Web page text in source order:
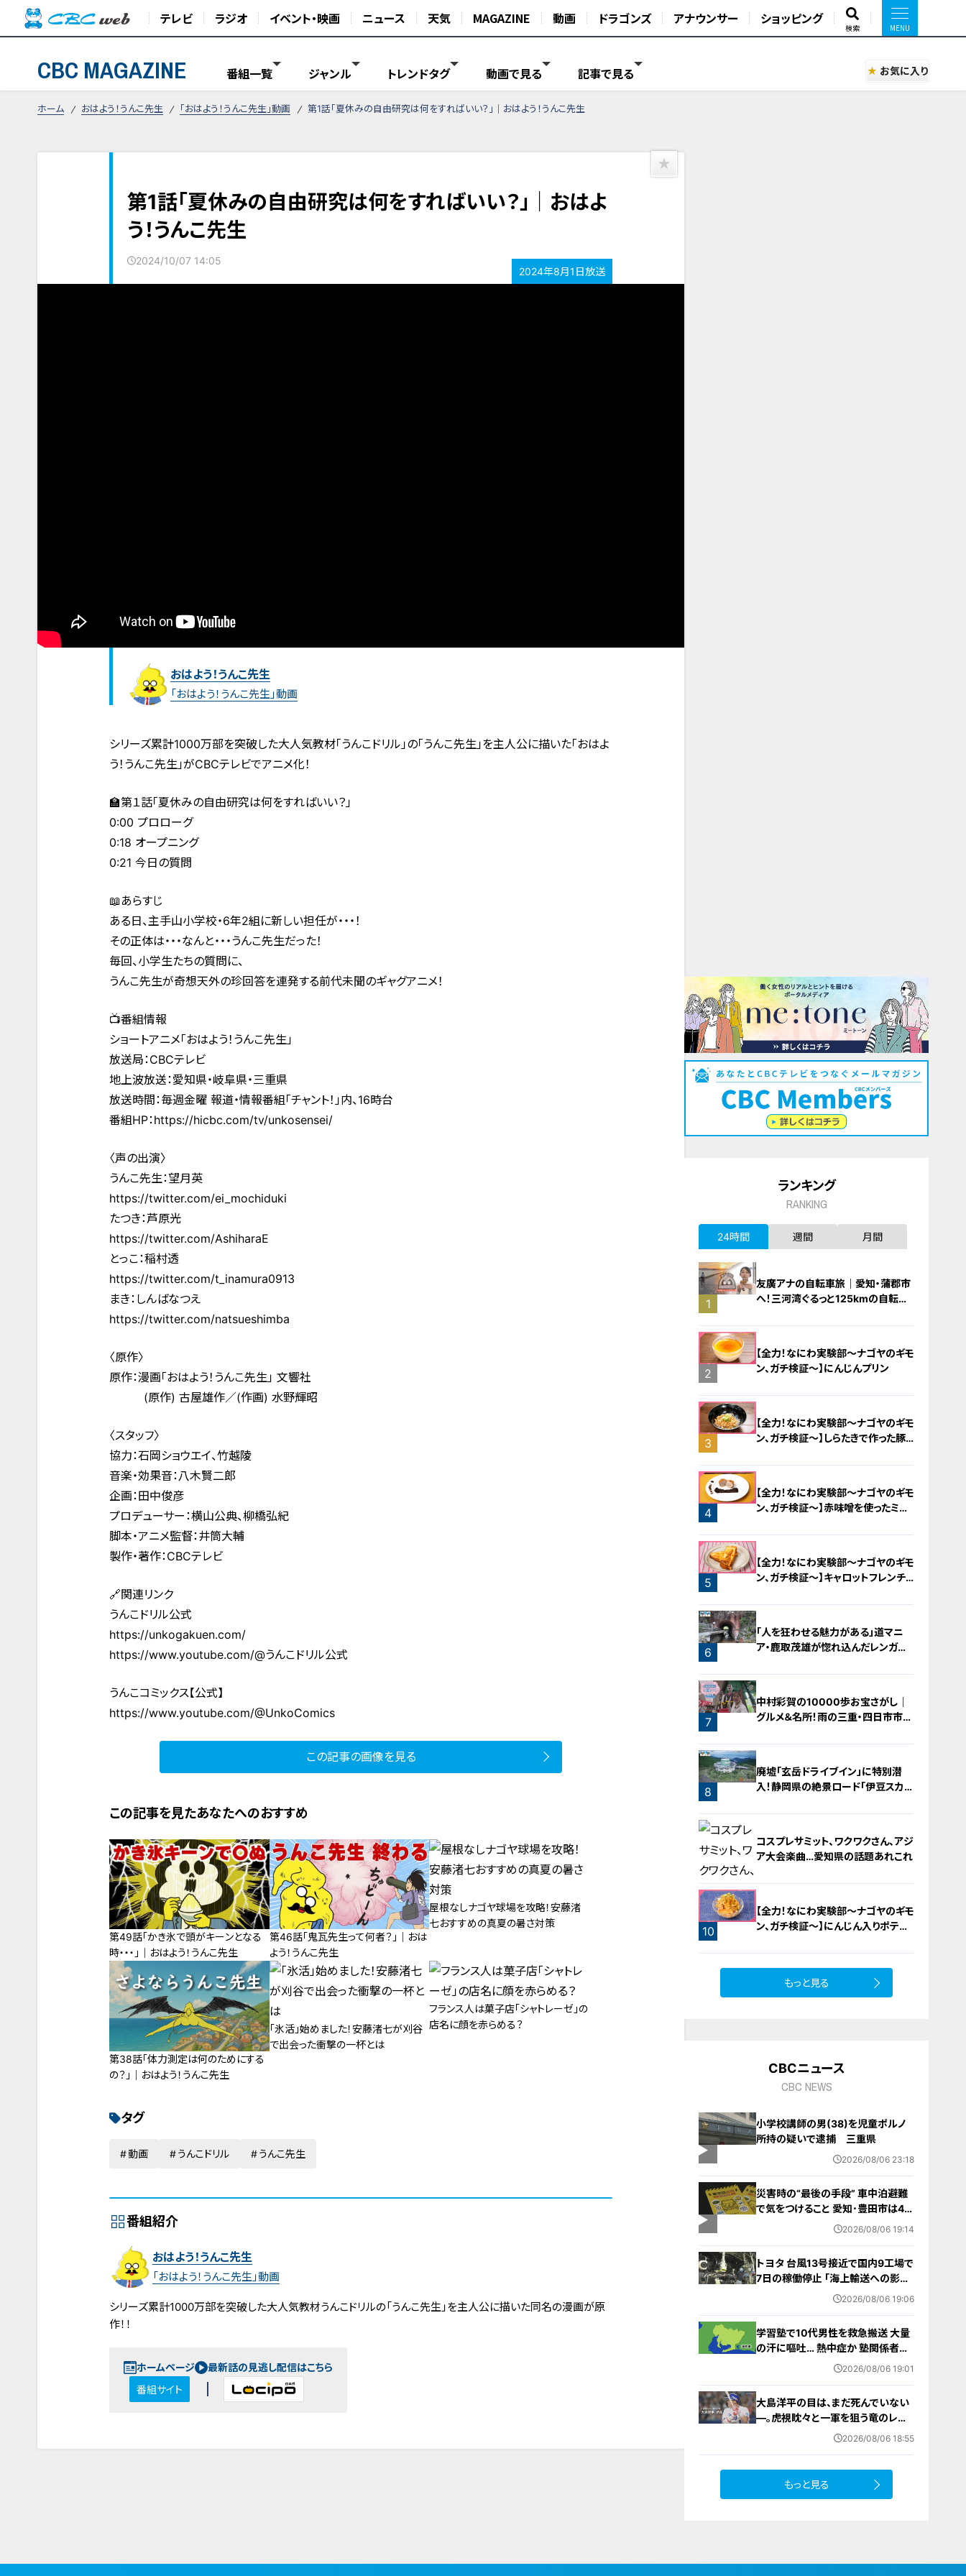
テレビ ラジオ イベント・映画 ニュース 天気 MAGAZINE 動画 ドラゴンズ アナウンサー ショッピング
検索
CBC MAGAZINE 番組一覧 ジャンル トレンドタグ 動画で見る 記事で見る お気に入り
ホーム おはよう！うんこ先生 「おはよう！うんこ先生」動画 第1話「夏休みの自由研究は何をすればいい？」｜おはよう！うんこ先生
第1話「夏休みの自由研究は何をすればいい？」｜おはよ
う！うんこ先生
2024/10/07 14:05
2024年8月1日放送
おはよう！うんこ先生
「おはよう！うんこ先生」動画
シリーズ累計1000万部を突破した大人気教材「うんこドリル」の「うんこ先生」を主人公に描いた「おはよ
う！うんこ先生」がCBCテレビでアニメ化！
🏫第１話「夏休みの自由研究は何をすればいい？」
0:00 プロローグ
0:18 オープニング
0:21 今日の質問
📖あらすじ
ある日、主手山小学校・6年2組に新しい担任が・・・！
その正体は・・・なんと・・・うんこ先生だった！
毎回、小学生たちの質問に、
うんこ先生が奇想天外の珍回答を連発する前代未聞のギャグアニメ！
📺番組情報
ショートアニメ「おはよう！うんこ先生」
放送局：CBCテレビ
地上波放送：愛知県・岐阜県・三重県
放送時間：毎週金曜 報道・情報番組「チャント！」内、16時台
番組HP：https://hicbc.com/tv/unkosensei/
〈声の出演〉
うんこ先生：望月英
https://twitter.com/ei_mochiduki
たつき：芦原光
https://twitter.com/AshiharaE
とっこ：稲村透
https://twitter.com/t_inamura0913
まき：しんばなつえ
https://twitter.com/natsueshimba
〈原作〉
原作：漫画「おはよう！うんこ先生」 文響社
(原作) 古屋雄作／(作画) 水野輝昭
〈スタッフ〉
協力：石岡ショウエイ、竹越陵
音楽・効果音：八木賢二郎
企画：田中俊彦
プロデューサー：横山公典、柳橋弘紀
脚本・アニメ監督：井筒大輔
製作・著作：CBCテレビ
🔗関連リンク
うんこドリル公式
https://unkogakuen.com/
https://www.youtube.com/@うんこドリル公式
うんこコミックス【公式】
https://www.youtube.com/@UnkoComics
この記事の画像を見る
この記事を見たあなたへのおすすめ
第49話「かき氷で頭がキーンとなる
時・・・」｜おはよう！うんこ先生
第46話「鬼瓦先生って何者？」｜おは
よう！うんこ先生
屋根なしナゴヤ球場を攻略！安藤渚
七おすすめの真夏の暑さ対策
第38話「体力測定は何のためにする
の？」｜おはよう！うんこ先生
「氷活」始めました！安藤渚七が刈谷
で出会った衝撃の一杯とは
フランス人は菓子店「シャトレーゼ」の
店名に顔を赤らめる？
タグ
動画 うんこドリル うんこ先生
番組紹介
おはよう！うんこ先生
「おはよう！うんこ先生」動画
シリーズ累計1000万部を突破した大人気教材うんこドリルの「うんこ先生」を主人公に描いた同名の漫画が原
作！！
ホームページ
番組サイト
最新話の見逃し配信はこちら
ランキング
RANKING
24時間 週間 月間
1
友廣アナの自転車旅｜愛知・蒲郡市
へ！三河湾ぐるっと125kmの自転車
2
【全力！なにわ実験部～ナゴヤのギモ
ン、ガチ検証～】にんじんプリン
3
【全力！なにわ実験部～ナゴヤのギモ
ン、ガチ検証～】しらたきで作った豚
4
【全力！なにわ実験部～ナゴヤのギモ
ン、ガチ検証～】赤味噌を使ったミル
5
【全力！なにわ実験部～ナゴヤのギモ
ン、ガチ検証～】キャロットフレンチ
6
「人を狂わせる魅力がある」道マニ
ア・鹿取茂雄が惚れ込んだレンガの
7
中村彩賀の10000歩お宝さがし｜
グルメ＆名所！雨の三重・四日市市で
8
廃墟「玄岳ドライブイン」に特別潜
入！静岡県の絶景ロード「伊豆スカイ
コスプレサミット、ワクワクさん、アジ
ア大会楽曲…愛知県の話題あれこれ
10
【全力！なにわ実験部～ナゴヤのギモ
ン、ガチ検証～】にんじん入りポテト
もっと見る
CBCニュース
CBC NEWS
小学校講師の男(38)を児童ポルノ
所持の疑いで逮捕 三重県
2026/08/06 23:18
災害時の“最後の手段” 車中泊避難
で気をつけること 愛知･豊田市は4年
前からマニュアル作成 最悪の場合2026/08/06 19:14
トヨタ 台風13号接近で国内9工場で
7日の稼働停止 ｢海上輸送への影響
を踏まえ判断｣ 夏季連休明けの17日
2026/08/06 19:06
学習塾で10代男性を救急搬送 大量
の汗に嘔吐… 熱中症か 塾関係者が
消防に通報 名古屋 2026/08/06 19:01
大島洋平の目は、まだ死んでいない
―。虎視眈々と一軍を狙う竜のレジ
ェンドが明かした現状とドラゴンズ
2026/08/06 18:55
もっと見る